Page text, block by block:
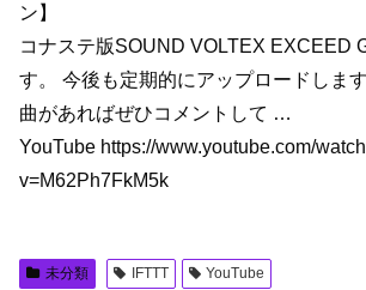
ン】
コナステ版SOUND VOLTEX EXCEED
す。 今後も定期的にアップロードしま
曲があればぜひコメントして …
YouTube https://www.youtube.com/
v=M62Ph7FkM5k
未分類 IFTTT YouTube